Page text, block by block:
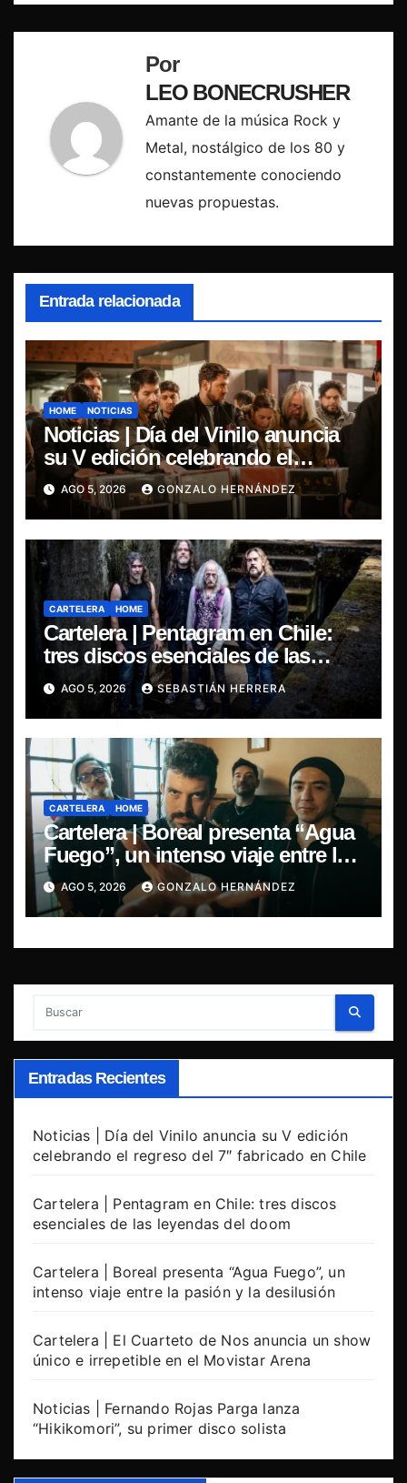
Por
LEO BONECRUSHER
Amante de la música Rock y
Metal, nostálgico de los 80 y
constantemente conociendo
nuevas propuestas.
Entrada relacionada
HOME NOTICIAS
Noticias | Día del Vinilo anuncia
su V edición celebrando el
regreso del 7″ fabricado en Chile
AGO 5, 2026 GONZALO HERNÁNDEZ
CARTELERA HOME
Cartelera | Pentagram en Chile:
tres discos esenciales de las
leyendas del doom
AGO 5, 2026 SEBASTIÁN HERRERA
CARTELERA HOME
Cartelera | Boreal presenta “Agua
Fuego”, un intenso viaje entre la
pasión y la desilusión
AGO 5, 2026 GONZALO HERNÁNDEZ
Entradas Recientes
Noticias | Día del Vinilo anuncia su V edición
celebrando el regreso del 7″ fabricado en Chile
Cartelera | Pentagram en Chile: tres discos
esenciales de las leyendas del doom
Cartelera | Boreal presenta “Agua Fuego”, un
intenso viaje entre la pasión y la desilusión
Cartelera | El Cuarteto de Nos anuncia un show
único e irrepetible en el Movistar Arena
Noticias | Fernando Rojas Parga lanza
“Hikikomori”, su primer disco solista